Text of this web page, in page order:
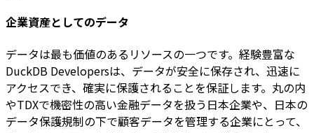
企業資産としてのデータ
データは最も価値のあるリソースの一つです。経験豊富な
DuckDB Developersは、データが安全に保存され、迅速に
アクセスでき、確実に保護されることを保証します。丸の内
やTDXで機密性の高い金融データを扱う日本企業や、日本の
データ保護規制の下で顧客データを管理する企業にとって、